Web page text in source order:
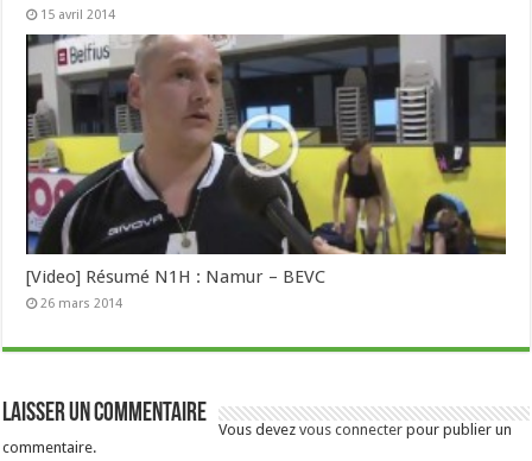
15 avril 2014
[Video] Résumé N1H : Namur – BEVC
26 mars 2014
Laisser un commentaire
Vous devezvous connecter pour publier un
commentaire.